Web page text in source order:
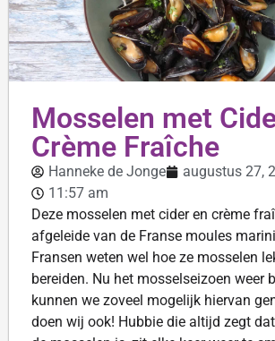
Mosselen met
Crème Fraîche
Hanneke de Jonge
augustus 27,
11:57 am
Deze mosselen met cider en crème
afgeleide van de Franse moules
Fransen weten wel hoe ze mosselen
bereiden. Nu het mosselseizoen weer
kunnen we zoveel mogelijk hiervan
doen wij ook! Hubbie die altijd zegt